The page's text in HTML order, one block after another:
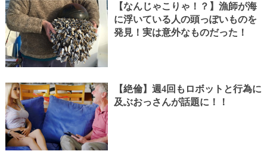
【なんじゃこりゃ！？】漁師が海
に浮いている人の頭っぽいものを
発見！実は意外なものだった！
【絶倫】週4回もロボットと行為に
及ぶおっさんが話題に！！